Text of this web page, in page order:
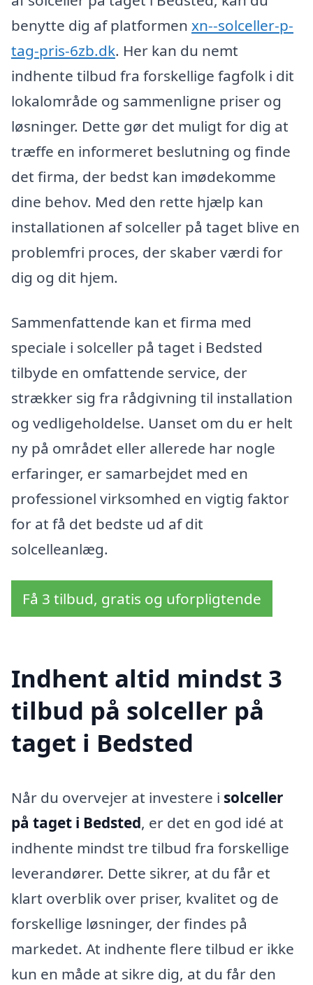
benytte dig af platformen xn--solceller-p-
tag-pris-6zb.dk. Her kan du nemt
indhente tilbud fra forskellige fagfolk i dit
lokalområde og sammenligne priser og
løsninger. Dette gør det muligt for dig at
træffe en informeret beslutning og finde
det firma, der bedst kan imødekomme
dine behov. Med den rette hjælp kan
installationen af solceller på taget blive en
problemfri proces, der skaber værdi for
dig og dit hjem.
Sammenfattende kan et firma med
speciale i solceller på taget i Bedsted
tilbyde en omfattende service, der
strækker sig fra rådgivning til installation
og vedligeholdelse. Uanset om du er helt
ny på området eller allerede har nogle
erfaringer, er samarbejdet med en
professionel virksomhed en vigtig faktor
for at få det bedste ud af dit
solcelleanlæg.
Få 3 tilbud, gratis og uforpligtende
Indhent altid mindst 3
tilbud på solceller på
taget i Bedsted
Når du overvejer at investere i solceller
på taget i Bedsted, er det en god idé at
indhente mindst tre tilbud fra forskellige
leverandører. Dette sikrer, at du får et
klart overblik over priser, kvalitet og de
forskellige løsninger, der findes på
markedet. At indhente flere tilbud er ikke
kun en måde at sikre dig, at du får den